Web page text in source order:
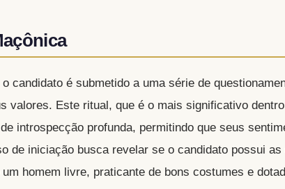
candidato é submetido a uma série de
valores. Este ritual, que é o mais significativo
introspecção profunda, permitindo que seus
de iniciação busca revelar se o candidato possui as
homem livre, praticante de bons costumes e